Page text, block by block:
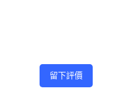
留下評價